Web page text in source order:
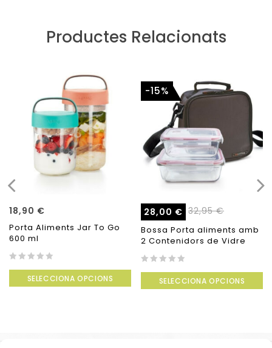
Productes Relacionats
18,90 €
Porta Aliments Jar To Go
600 ml
of
SELECCIONA OPCIONS
-15%
32,95€
28,00 €
Bossa Porta aliments amb
2 Contenidors de Vidre
of
SELECCIONA OPCIONS